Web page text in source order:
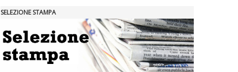
SELEZIONE STAMPA